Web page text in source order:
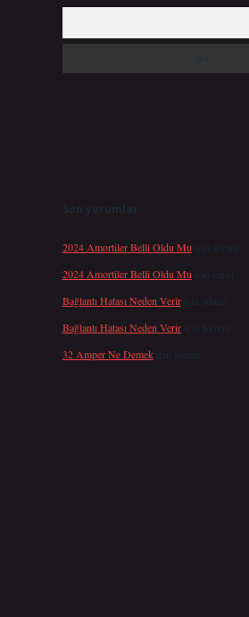
Son yorumlar
2024 Amortiler Belli Oldu Mu için
admin
2024 Amortiler Belli Oldu Mu için Emel
Bağlantı Hatası Neden Veririçin
admin
Bağlantı Hatası Neden Veririçin Kerem
32 Amper Ne Demekiçin admin